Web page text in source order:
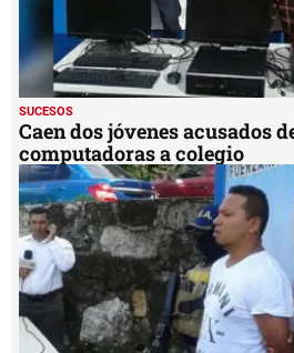
SUCESOS
Caen dos jóvenes acusados
computadoras a colegio